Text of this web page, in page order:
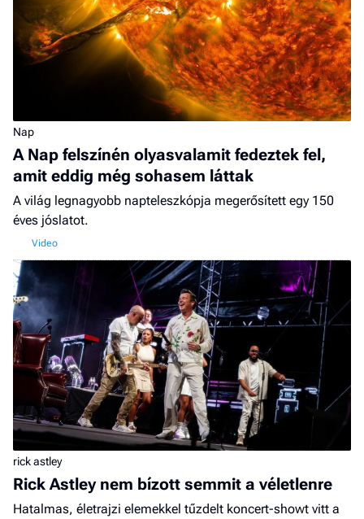
Nap
A Nap felszínén olyasvalamit fedeztek fel,
amit eddig még sohasem láttak
A világ legnagyobb napteleszkópja megerősített egy 150
éves jóslatot.
rick astley
Rick Astley nem bízott semmit a véletlenre
Hatalmas, életrajzi elemekkel tűzdelt koncert-showt vitt a